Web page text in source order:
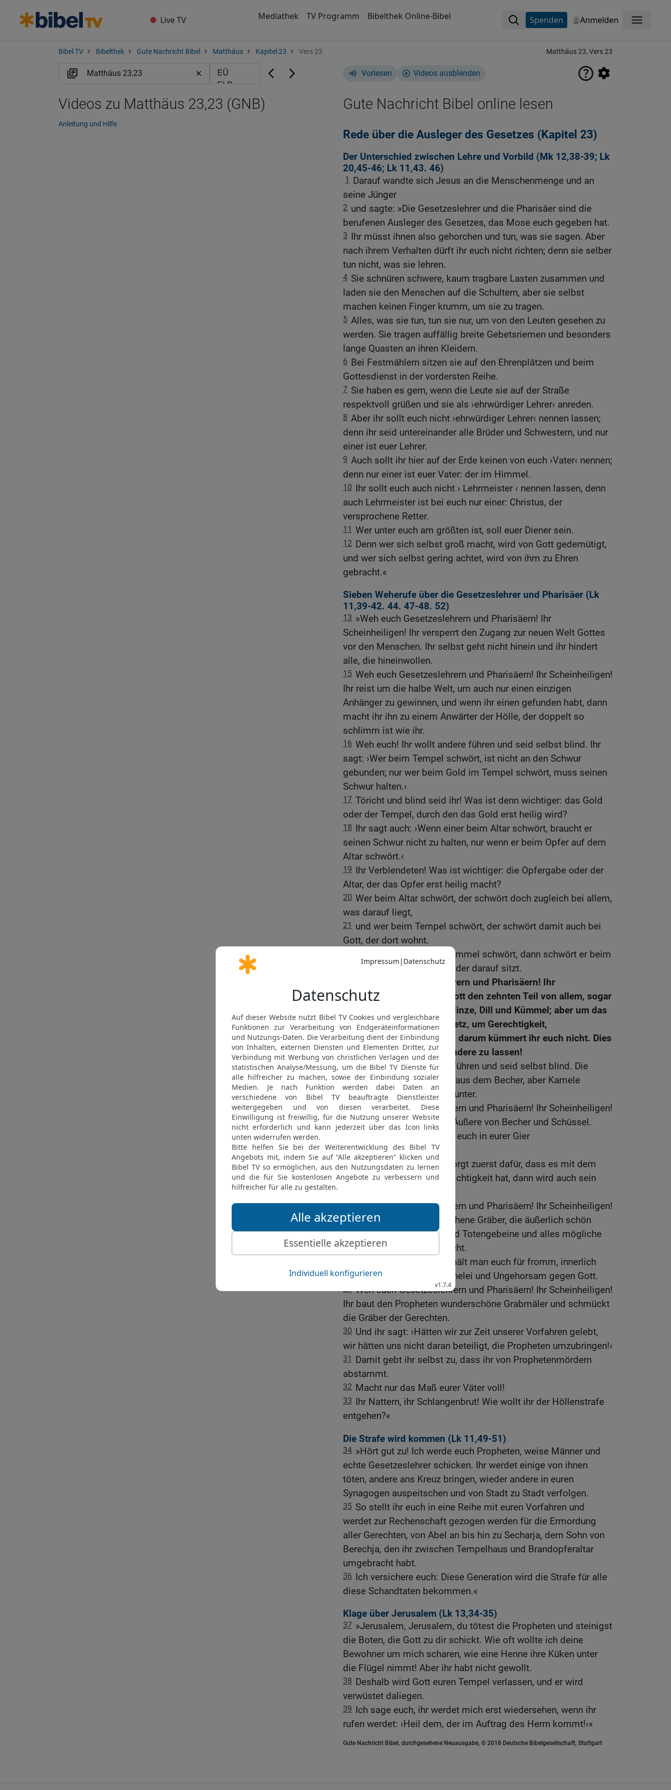
Live TV Mediathek TV Programm Bibelthek Online-Bibel Spenden Anmelden Menü
Bibel TV Bibelthek Gute Nachricht Bibel Matthäus Kapitel 23 Vers 23 Matthäus 23, Vers 23
Vorlesen Videos ausblenden
Gute Nachricht Bibel online lesen
Rede über die Ausleger des Gesetzes (Kapitel 23)
Der Unterschied zwischen Lehre und Vorbild (Mk 12,38-39; Lk
20,45-46; Lk 11,43. 46)
1
Darauf wandte sich Jesus an die Menschenmenge und an
seine Jünger
2 und sagte: »Die Gesetzeslehrer und die Pharisäer sind die
berufenen Ausleger des Gesetzes, das Mose euch gegeben hat.
3 Ihr müsst ihnen also gehorchen und tun, was sie sagen. Aber
nach ihrem Verhalten dürft ihr euch nicht richten; denn sie selber
tun nicht, was sie lehren.
4 Sie schnüren schwere, kaum tragbare Lasten zusammen und
laden sie den Menschen auf die Schultern, aber sie selbst
machen keinen Finger krumm, um sie zu tragen.
5 Alles, was sie tun, tun sie nur, um von den Leuten gesehen zu
werden. Sie tragen auffällig breite Gebetsriemen und besonders
lange Quasten an ihren Kleidern.
6 Bei Festmählern sitzen sie auf den Ehrenplätzen und beim
Gottesdienst in der vordersten Reihe.
7 Sie haben es gern, wenn die Leute sie auf der Straße
respektvoll grüßen und sie als ›ehrwürdiger Lehrer‹ anreden.
8 Aber ihr sollt euch nicht ›ehrwürdiger Lehrer‹ nennen lassen;
denn ihr seid untereinander alle Brüder und Schwestern, und nur
einer ist euer Lehrer.
9 Auch sollt ihr hier auf der Erde keinen von euch ›Vater‹ nennen;
denn nur einer ist euer Vater: der im Himmel.
10 Ihr sollt euch auch nicht › Lehrmeister ‹ nennen lassen, denn
auch Lehrmeister ist bei euch nur einer: Christus, der
versprochene Retter.
11 Wer unter euch am größten ist, soll euer Diener sein.
12 Denn wer sich selbst groß macht, wird von Gott gedemütigt,
und wer sich selbst gering achtet, wird von ihm zu Ehren
gebracht.«
Sieben Weherufe über die Gesetzeslehrer und Pharisäer (Lk
11,39-42. 44. 47-48. 52)
13 »Weh euch Gesetzeslehrern und Pharisäern! Ihr
Scheinheiligen! Ihr versperrt den Zugang zur neuen Welt Gottes
vor den Menschen. Ihr selbst geht nicht hinein und ihr hindert
alle, die hineinwollen.
15 Weh euch Gesetzeslehrern und Pharisäern! Ihr Scheinheiligen!
Ihr reist um die halbe Welt, um auch nur einen einzigen
Anhänger zu gewinnen, und wenn ihr einen gefunden habt, dann
macht ihr ihn zu einem Anwärter der Hölle, der doppelt so
schlimm ist wie ihr.
16 Weh euch! Ihr wollt andere führen und seid selbst blind. Ihr
sagt: ›Wer beim Tempel schwört, ist nicht an den Schwur
gebunden; nur wer beim Gold im Tempel schwört, muss seinen
Schwur halten.‹
17 Töricht und blind seid ihr! Was ist denn wichtiger: das Gold
oder der Tempel, durch den das Gold erst heilig wird?
18 Ihr sagt auch: ›Wenn einer beim Altar schwört, braucht er
seinen Schwur nicht zu halten, nur wenn er beim Opfer auf dem
Altar schwört.‹
19 Ihr Verblendeten! Was ist wichtiger: die Opfergabe oder der
Altar, der das Opfer erst heilig macht?
20 Wer beim Altar schwört, der schwört doch zugleich bei allem,
was darauf liegt,
21
und wer beim Tempel schwört, der schwört damit auch bei
Gott, der dort wohnt.
Und wenn einer beim Himmel schwört, dann schwört er beim
Thron Gottes und bei Gott, der darauf sitzt.
Weh euch Gesetzeslehrern und Pharisäern! Ihr
Scheinheiligen! Ihr gebt Gott den zehnten Teil von allem, sogar
noch von Gewürzen wie Minze, Dill und Kümmel; aber um das
Wichtigste an seinem Gesetz, um Gerechtigkeit,
Barmherzigkeit und Treue, darum kümmert ihr euch nicht. Dies
solltet ihr tun, ohne das andere zu lassen!
24 Ihr wollt die Menschen führen und seid selbst blind. Die
winzigste Mücke fischt ihr aus dem Becher, aber Kamele
schluckt ihr unbesehen hinunter.
25 Weh euch Gesetzeslehrern und Pharisäern! Ihr Scheinheiligen!
Ihr reinigt sogar noch das Äußere von Becher und Schüssel.
Aber was darin ist, habt ihr euch in eurer Gier
zusammengestohlen.
26 Ihr blinden Pharisäer! Sorgt zuerst dafür, dass es mit dem
Inhalt des Bechers seine Richtigkeit hat, dann wird auch sein
27 Weh euch Gesetzeslehrern und Pharisäern! Ihr Scheinheiligen!
Ihr seid wie weiß angestrichene Gräber, die äußerlich schön
aussehen; aber drinnen sind Totengebeine und alles mögliche
Ungeziefer, das unrein macht.
So seid ihr: Von außen hält man euch für fromm, innerlich
aber steckt ihr voller Heuchelei und Ungehorsam gegen Gott.
29 Weh euch Gesetzeslehrern und Pharisäern! Ihr Scheinheiligen!
Ihr baut den Propheten wunderschöne Grabmäler und schmückt
die Gräber der Gerechten.
30 Und ihr sagt: ›Hätten wir zur Zeit unserer Vorfahren gelebt,
wir hätten uns nicht daran beteiligt, die Propheten umzubringen!‹
31
Damit gebt ihr selbst zu, dass ihr von Prophetenmördern
abstammt.
32 Macht nur das Maß eurer Väter voll!
33 Ihr Nattern, ihr Schlangenbrut! Wie wollt ihr der Höllenstrafe
entgehen?«
Die Strafe wird kommen (Lk 11,49-51)
34 »Hört gut zu! Ich werde euch Propheten, weise Männer und
echte Gesetzeslehrer schicken. Ihr werdet einige von ihnen
töten, andere ans Kreuz bringen, wieder andere in euren
Synagogen auspeitschen und von Stadt zu Stadt verfolgen.
35 So stellt ihr euch in eine Reihe mit euren Vorfahren und
werdet zur Rechenschaft gezogen werden für die Ermordung
aller Gerechten, von Abel an bis hin zu Secharja, dem Sohn von
Berechja, den ihr zwischen Tempelhaus und Brandopferaltar
umgebracht habt.
36 Ich versichere euch: Diese Generation wird die Strafe für alle
diese Schandtaten bekommen.«
Klage über Jerusalem (Lk 13,34-35)
37 »Jerusalem, Jerusalem, du tötest die Propheten und steinigst
die Boten, die Gott zu dir schickt. Wie oft wollte ich deine
Bewohner um mich scharen, wie eine Henne ihre Küken unter
die Flügel nimmt! Aber ihr habt nicht gewollt.
38 Deshalb wird Gott euren Tempel verlassen, und er wird
verwüstet daliegen.
39 Ich sage euch, ihr werdet mich erst wiedersehen, wenn ihr
rufen werdet: ›Heil dem, der im Auftrag des Herrn kommt!‹«
Gute Nachricht Bibel, durchgesehene Neuausgabe, © 2018 Deutsche Bibelgesellschaft, Stuttgart
Videos zu Matthäus 23,23 (GNB)
Anleitung und Hilfe